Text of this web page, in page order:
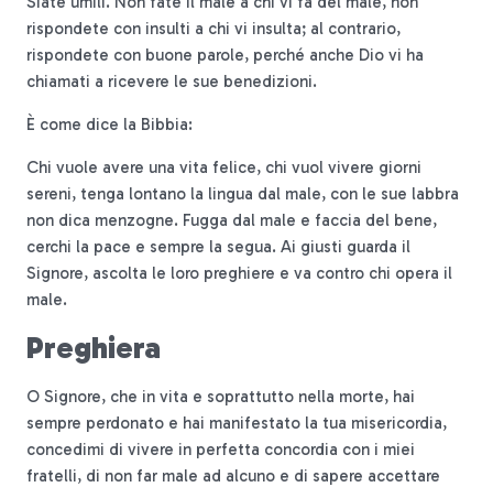
rispondete con insulti a chi vi insulta; al contrario,
rispondete con buone parole, perché anche Dio vi ha
chiamati a ricevere le sue benedizioni.
È come dice la Bibbia:
Chi vuole avere una vita felice, chi vuol vivere giorni
sereni, tenga lontano la lingua dal male, con le sue labbra
non dica menzogne. Fugga dal male e faccia del bene,
cerchi la pace e sempre la segua. Ai giusti guarda il
Signore, ascolta le loro preghiere e va contro chi opera il
male.
Preghiera
O Signore, che in vita e soprattutto nella morte, hai
sempre perdonato e hai manifestato la tua misericordia,
concedimi di vivere in perfetta concordia con i miei
fratelli, di non far male ad alcuno e di sapere accettare